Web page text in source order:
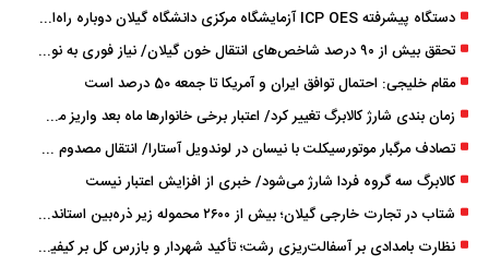
دستگاه پیشرفته ICP OES آزمایشگاه مرکزی دانشگاه گیلان دوباره راه‌اندازی شد
تحقق بیش از ۹۰ درصد شاخص‌های انتقال خون گیلان/ نیاز فوری به نوسازی تجهیزات آزمایشگاهی
مقام خلیجی: احتمال توافق ایران و آمریکا تا جمعه 50 درصد است
زمان ‌بندی شارژ کالابرگ تغییر کرد/ اعتبار برخی خانوارها ماه بعد واریز می‌شود
تصادف مرگبار موتورسیکلت با نیسان در لوندویل آستارا/ انتقال مصدوم با اورژانس هوایی به رشت
کالابرگ سه گروه فردا شارژ می‌شود/ خبری از افزایش اعتبار نیست
شتاب در تجارت خارجی گیلان؛ بیش از ۲۶۰۰ محموله زیر ذره‌بین استاندارد
نظارت بامدادی بر آسفالت‌ریزی رشت؛ تأکید شهردار و بازرس کل بر کیفیت اجرای پروژه‌ها